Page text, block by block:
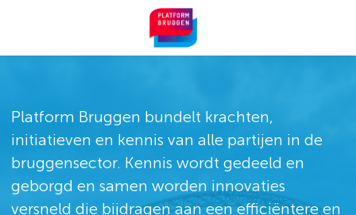
Platform Bruggen bundelt krachten,
initiatieven en kennis van alle partijen in de
bruggensector. Kennis wordt gedeeld en
geborgd en samen worden innovaties
versneld die bijdragen aan een efficiëntere en